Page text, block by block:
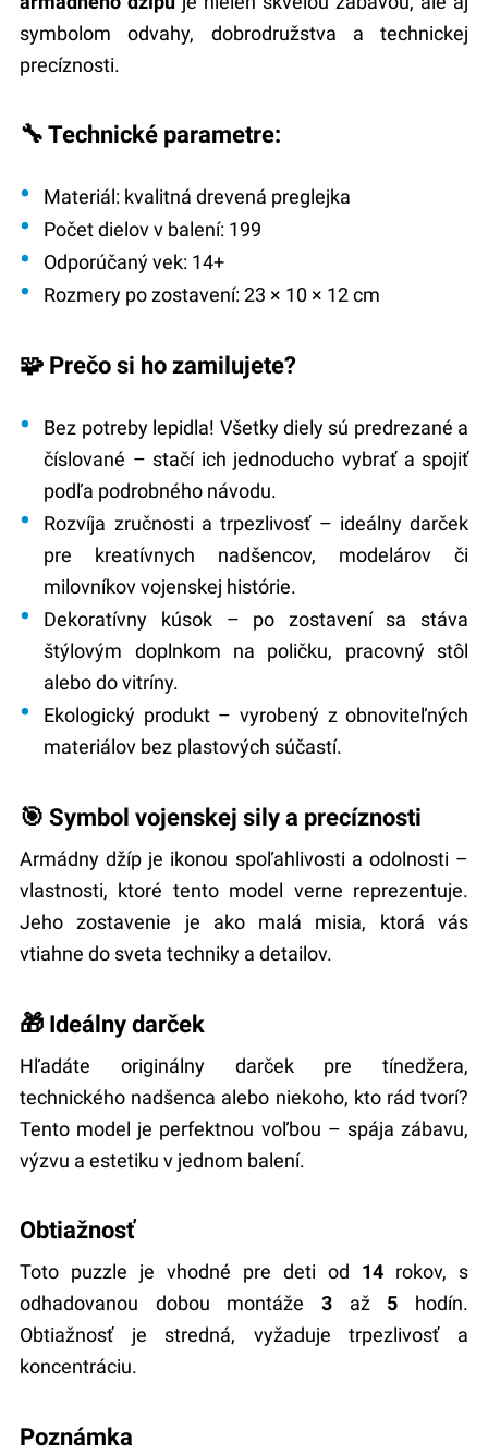
symbolom odvahy, dobrodružstva a technickej
precíznosti.
🔧 Technické parametre:
Materiál: kvalitná drevená preglejka
Počet dielov v balení: 199
Odporúčaný vek: 14+
Rozmery po zostavení: 23 × 10 × 12 cm
🧩 Prečo si ho zamilujete?
Bez potreby lepidla! Všetky diely sú predrezané a
číslované – stačí ich jednoducho vybrať a spojiť
podľa podrobného návodu.
Rozvíja zručnosti a trpezlivosť– ideálny darček
pre kreatívnych nadšencov, modelárov či
milovníkov vojenskej histórie.
Dekoratívny kúsok– po zostavení sa stáva
štýlovým doplnkom na poličku, pracovný stôl
alebo do vitríny.
Ekologický produkt– vyrobený z obnoviteľných
materiálov bez plastových súčastí.
🎯 Symbol vojenskej sily a precíznosti
Armádny džíp je ikonou spoľahlivosti a odolnosti –
vlastnosti, ktoré tento model verne reprezentuje.
Jeho zostavenie je ako malá misia, ktorá vás
vtiahne do sveta techniky a detailov.
🎁 Ideálny darček
Hľadáte originálny darček pre tínedžera,
technického nadšenca alebo niekoho, kto rád tvorí?
Tento model je perfektnou voľbou – spája zábavu,
výzvu a estetiku v jednom balení.
Obtiažnosť
Toto puzzle je vhodné pre deti od 14 rokov, s
odhadovanou dobou montáže 3 až 5 hodín.
Obtiažnosť je stredná, vyžaduje trpezlivosť a
koncentráciu.
Poznámka